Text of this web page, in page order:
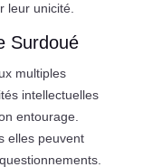
leur unicité.
Surdoué
multiples
intellectuelles
entourage.
elles peuvent